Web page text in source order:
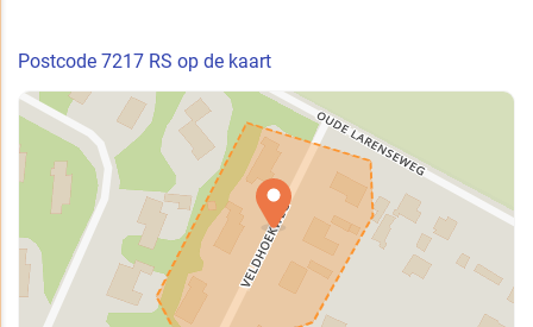
Postcode 7217 RS op de kaart